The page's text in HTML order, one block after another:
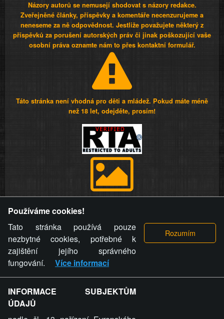
Názory autorů se nemusejí shodovat s názory redakce.
Zveřejněné články, příspěvky a komentáře necenzurujeme a
neneseme za ně odpovědnost. Jestliže považujete některý z
příspěvků za porušení autorských práv či jinak poškozující vaše
osobní práva oznamte nám to přes kontaktní formulář.
Táto stránka není vhodná pro děti a mládež. Pokud máte méně
než 18 let, odejděte, prosím!
videa a komentáře. Osoba, které se toto opatření provozovatele
stránky týče, ani osoba, která umístila fotografii nebo video na
stránku, nemůže z důvodu odstranění fotografie, videa nebo
komentáře pro výše uvedenou okolnost uplatnit vůči
provozovateli stránky žádný nárok na náhradu škody nebo
nemajetkové újmy.
ZVRÁCENÝ.CZ - Svět není zvrácenej. To jen
ty lidi...
Používáme cookies!
Tato stránka používá pouze
nezbytné cookies, potřebné k
zajištění jejího správného
fungování.
Více informací
INFORMACE SUBJEKTŮM
ÚDAJŮ